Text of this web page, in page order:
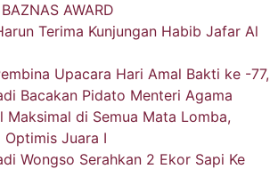
AWARD
Terima Kunjungan Habib Jafar Al
Upacara Hari Amal Bakti ke -77,
Bacakan Pidato Menteri Agama
Maksimal di Semua Mata Lomba,
Optimis Juara I
Wongso Serahkan 2 Ekor Sapi Ke